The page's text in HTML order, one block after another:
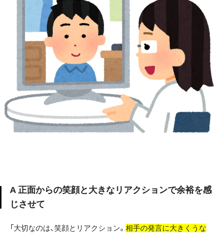
A 正面からの笑顔と大きなリアクションで余裕を感
じさせて
「大切なのは、笑顔とリアクション。 相手の発言に大きくうな